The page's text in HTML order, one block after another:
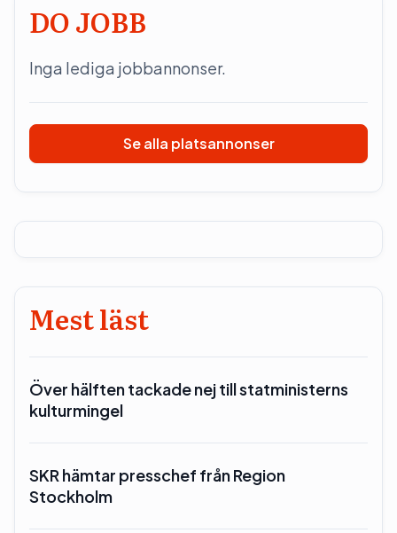
DO JOBB
Inga lediga jobbannonser.
Se alla platsannonser
Mest läst
Över hälften tackade nej till statministerns
kulturmingel
SKR hämtar presschef från Region
Stockholm